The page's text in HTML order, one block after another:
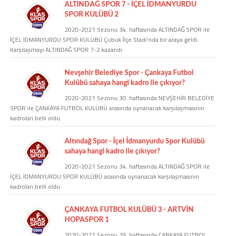
Web Sürüme Geç
ALTINDAĞ SPOR 7 - İÇEL İDMANYURDU
SPOR KULÜBÜ 2
2020-2021 Sezonu 34. haftasında ALTINDAĞ SPOR ile
İÇEL İDMANYURDU SPOR KULÜBÜ Çubuk İlçe Stadı'nda bir araya geldi.
Karşılaşmayı ALTINDAĞ SPOR 7-2 kazandı.
Nevşehir Belediye Spor - Çankaya Futbol
Kulübü sahaya hangi kadro ile çıkıyor?
2020-2021 Sezonu 30. haftasında NEVŞEHİR BELEDİYE
SPOR ile ÇANKAYA FUTBOL KULÜBÜ arasında oynanacak karşılaşmasının
kadroları belli oldu.
Altındağ Spor - İçel İdmanyurdu Spor Kulübü
sahaya hangi kadro ile çıkıyor?
2020-2021 Sezonu 34. haftasında ALTINDAĞ SPOR ile
İÇEL İDMANYURDU SPOR KULÜBÜ arasında oynanacak karşılaşmasının
kadroları belli oldu.
ÇANKAYA FUTBOL KULÜBÜ 3 - ARTVİN
HOPASPOR 1